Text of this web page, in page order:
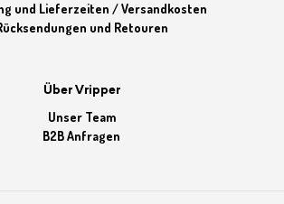
und Lieferzeiten / Versandkosten
und Retouren
Über Vripper
Unser Team
B2B Anfragen